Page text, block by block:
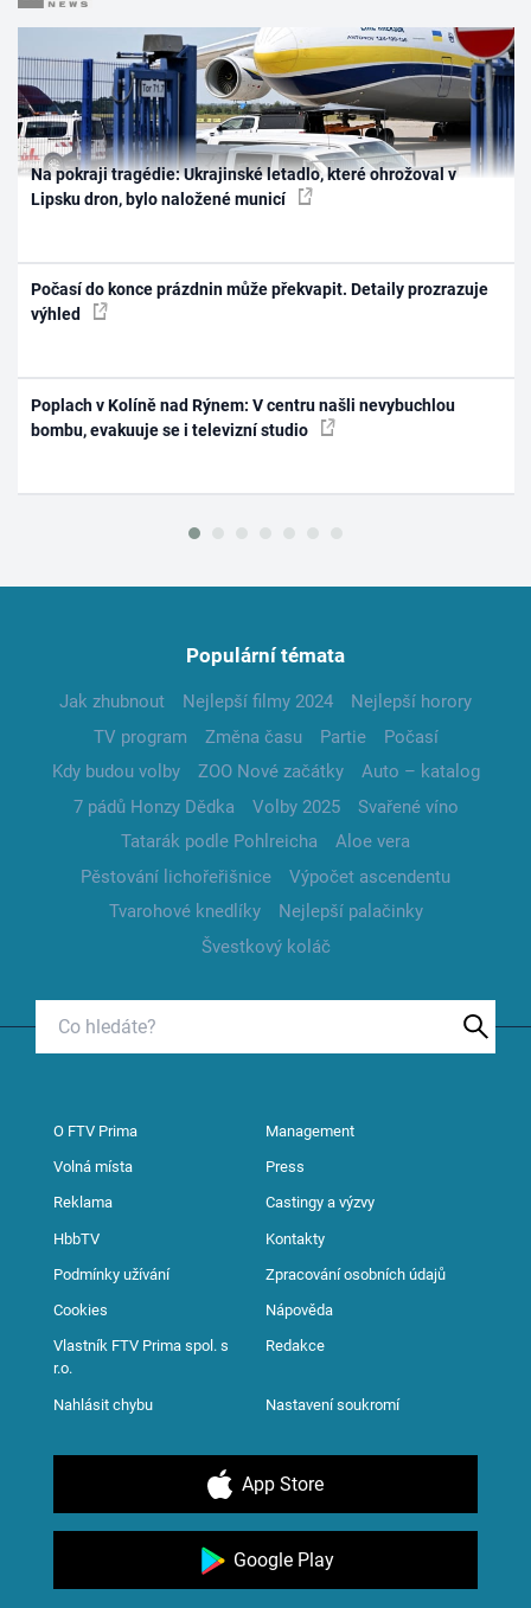
Na pokraji tragédie: Ukrajinské letadlo, které ohrožoval v
Lipsku dron, bylo naložené municí
Počasí do konce prázdnin může překvapit. Detaily prozrazuje
výhled
Poplach v Kolíně nad Rýnem: V centru našli nevybuchlou
bombu, evakuuje se i televizní studio
Populární témata
Jak zhubnout Nejlepší filmy 2024
Nejlepší horory
TV program
Změna času Partie
Počasí
Kdy budou volby
ZOO Nové začátky
Auto – katalog
7 pádů Honzy Dědka
Volby 2025
Svařené víno
Tatarák podle Pohlreicha
Aloe vera
Pěstování lichořeřišnice
Výpočet ascendentu
Tvarohové knedlíky
Nejlepší palačinky
Švestkový koláč
O FTV Prima Management
Volná místa Press
Reklama Castingy a výzvy
HbbTV Kontakty
Podmínky užívání Zpracování osobních údajů
Cookies Nápověda
Vlastník FTV Prima spol. s
r.o.
Redakce
Nahlásit chybu Nastavení soukromí
App Store
Google Play